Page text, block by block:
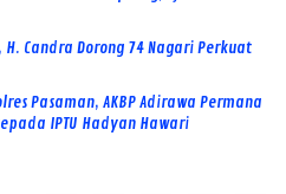
Candra Dorong 74 Nagari Perkuat
Pasaman, AKBP Adirawa Permana
IPTU Hadyan Hawari